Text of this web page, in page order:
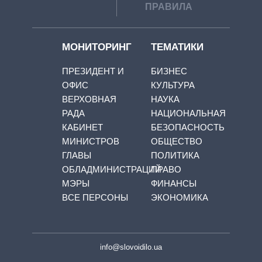
ПРАВИЛА
МОНИТОРИНГ
ПРЕЗИДЕНТ И
ОФИС
ВЕРХОВНАЯ
РАДА
КАБИНЕТ
МИНИСТРОВ
ГЛАВЫ
ОБЛАДМИНИСТРАЦИЙ
МЭРЫ
ВСЕ ПЕРСОНЫ
ТЕМАТИКИ
БИЗНЕС
КУЛЬТУРА
НАУКА
НАЦИОНАЛЬНАЯ
БЕЗОПАСНОСТЬ
ОБЩЕСТВО
ПОЛИТИКА
ПРАВО
ФИНАНСЫ
ЭКОНОМИКА
info@slovoidilo.ua